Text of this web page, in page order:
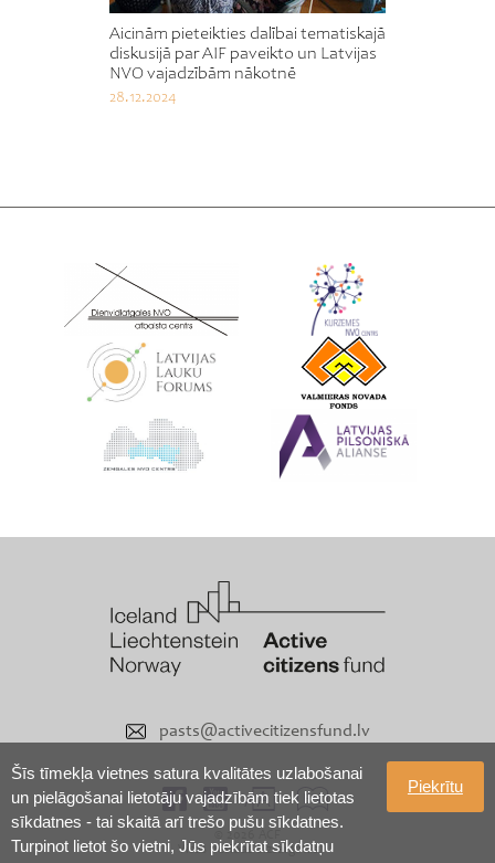
Šīs tīmekļa vietnes satura kvalitātes uzlabošanai
un pielāgošanai lietotāju vajadzībām tiek lietotas
sīkdatnes - tai skaitā arī trešo pušu sīkdatnes.
Turpinot lietot šo vietni, Jūs piekrītat sīkdatņu
Piekrītu
Aicinām pieteikties dalībai tematiskajā
diskusijā par AIF paveikto un Latvijas
NVO vajadzībām nākotnē
28.12.2024
pasts@activecitizensfund.lv
Visas tiesības aizsargātas